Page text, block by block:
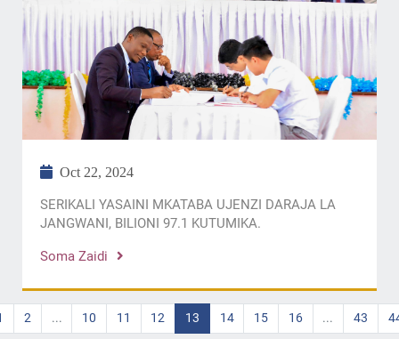
Oct 22, 2024
SERIKALI YASAINI MKATABA UJENZI DARAJA LA
JANGWANI, BILIONI 97.1 KUTUMIKA.
Soma Zaidi
2 ... 10 11 12 13 14 15 16 ... 43